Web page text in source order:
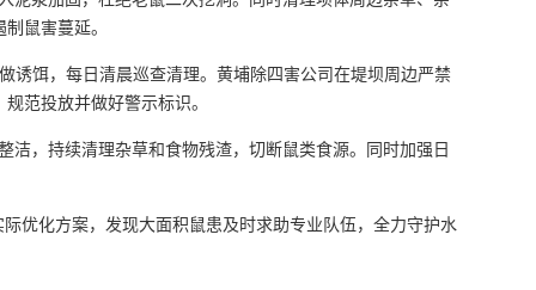
鼠害蔓延。
饵，每日清晨巡查清理。黄埔除四害公司在堤坝周边严禁
范投放并做好警示标识。
，持续清理杂草和食物残渣，切断鼠类食源。同时加强日
优化方案，发现大面积鼠患及时求助专业队伍，全力守护水